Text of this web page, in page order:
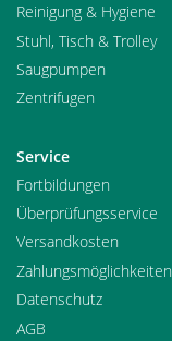
Reinigung & Hygiene
Stuhl, Tisch & Trolley
Saugpumpen
Zentrifugen
Service
Fortbildungen
Überprüfungsservice
Versandkosten
Zahlungsmöglichkeiten
Datenschutz
AGB